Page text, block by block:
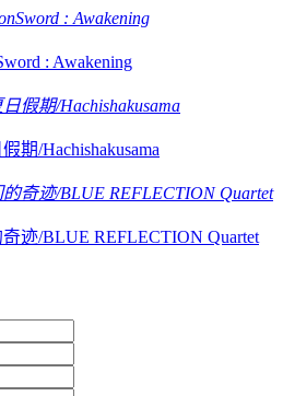
: Awakening
期/Hachishakusama
迹/BLUE REFLECTION Quartet